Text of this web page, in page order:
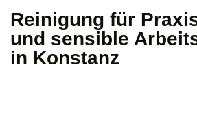
Reinigung für
und sensible
in Konstanz